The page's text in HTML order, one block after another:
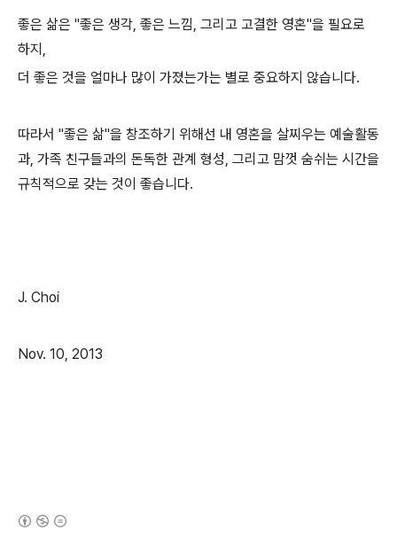
좋은 삶은 "좋은 생각, 좋은 느낌, 그리고 고결한 영혼"을 필요로
하지,
더 좋은 것을 얼마나 많이 가졌는가는 별로 중요하지 않습니다.
따라서 "좋은 삶"을 창조하기 위해선 내 영혼을 살찌우는 예술활동
과, 가족 친구들과의 돈독한 관계 형성, 그리고 맘껏 숨쉬는 시간을
규칙적으로 갖는 것이 좋습니다.
J. Choi
Nov. 10, 2013